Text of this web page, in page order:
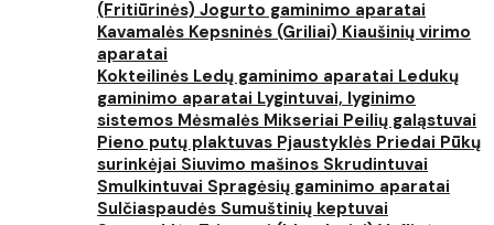
(Fritiūrinės) Jogurto gaminimo aparatai
Kavamalės Kepsninės (Griliai) Kiaušinių virimo
aparatai
Kokteilinės Ledų gaminimo aparatai Ledukų
gaminimo aparatai Lygintuvai, lyginimo
sistemos Mėsmalės Mikseriai Peilių galąstuvai
Pieno putų plaktuvas Pjaustyklės Priedai Pūkų
surinkėjai Siuvimo mašinos Skrudintuvai
Smulkintuvai Spragėsių gaminimo aparatai
Sulčiaspaudės Sumuštinių keptuvai